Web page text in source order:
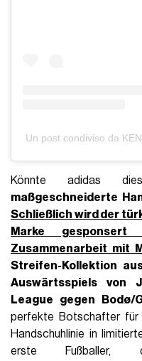
Un post condiviso da
Könnte adidas
maßgeschneiderte
Schließlich wird der
Marke
Zusammenarbeit mit
Streifen-Kollektion
Auswärtsspiels von
League gegen Bodø/
perfekte Botschafter für
Handschuhlinie in
erste Fußballer,